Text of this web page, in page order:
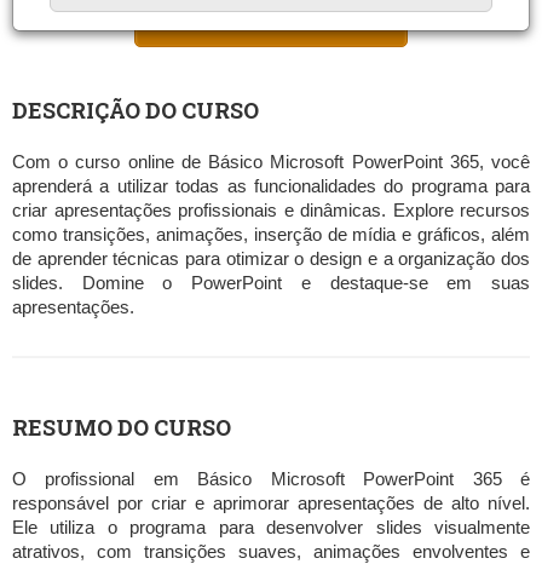
DESCRIÇÃO DO CURSO
Com o curso online de Básico Microsoft PowerPoint 365, você
aprenderá a utilizar todas as funcionalidades do programa para
criar apresentações profissionais e dinâmicas. Explore recursos
como transições, animações, inserção de mídia e gráficos, além
de aprender técnicas para otimizar o design e a organização dos
slides. Domine o PowerPoint e destaque-se em suas
apresentações.
RESUMO DO CURSO
O profissional em Básico Microsoft PowerPoint 365 é
responsável por criar e aprimorar apresentações de alto nível.
Ele utiliza o programa para desenvolver slides visualmente
atrativos, com transições suaves, animações envolventes e